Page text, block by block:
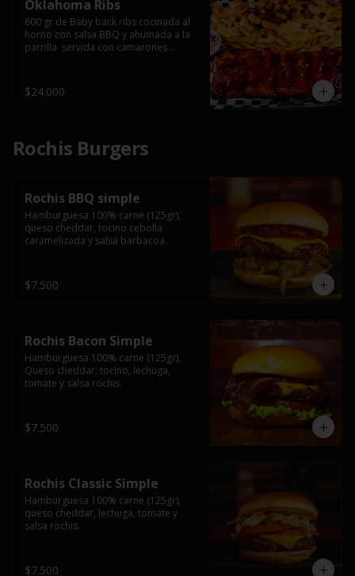
Oklahoma Ribs
600 gr de Baby back ribs cocinada al
horno con salsa BBQ y ahumada a la
parrilla  servida con camarones
$24.000
Rochis Burgers
Rochis BBQ simple
Hamburguesa 100% carne (125gr),
queso cheddar, tocino cebolla
caramelizada y salsa barbacoa.
$7.500
Rochis Bacon Simple
Hamburguesa 100% carne (125gr),
Queso cheddar, tocino, lechuga,
tomate y salsa rochis.
$7.500
Rochis Classic Simple
Hamburguesa 100% carne (125gr),
queso cheddar, lechuga, tomate y
salsa rochis.
$7.500